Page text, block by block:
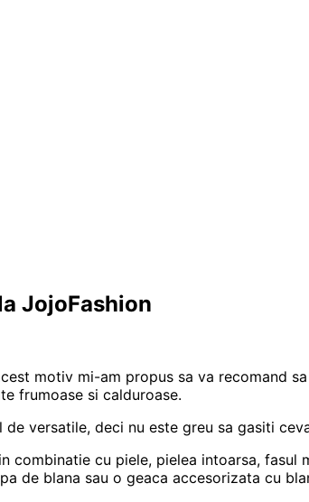
JojoFashion
motiv mi-am propus sa va recomand
frumoase si calduroase.
versatile, deci nu este greu sa gasiti
cu piele, pielea intoarsa, fasul
de blana sau o geaca accesorizata cu